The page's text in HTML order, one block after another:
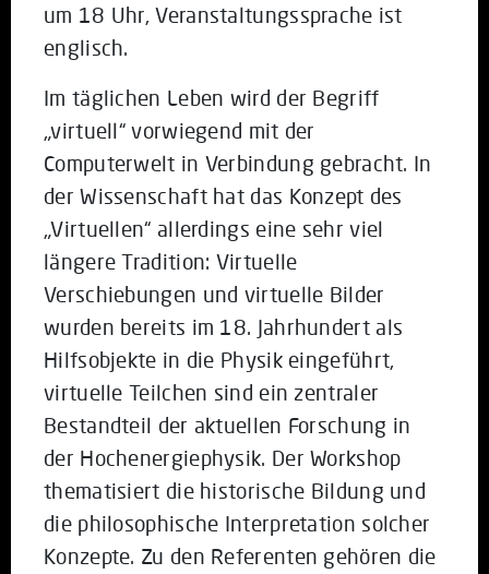
um 18 Uhr, Veranstaltungssprache ist
englisch.
Im täglichen Leben wird der Begriff
„virtuell“ vorwiegend mit der
Computerwelt in Verbindung gebracht. In
der Wissenschaft hat das Konzept des
„Virtuellen“ allerdings eine sehr viel
längere Tradition: Virtuelle
Verschiebungen und virtuelle Bilder
wurden bereits im 18. Jahrhundert als
Hilfsobjekte in die Physik eingeführt,
virtuelle Teilchen sind ein zentraler
Bestandteil der aktuellen Forschung in
der Hochenergiephysik. Der Workshop
thematisiert die historische Bildung und
die philosophische Interpretation solcher
Konzepte. Zu den Referenten gehören die